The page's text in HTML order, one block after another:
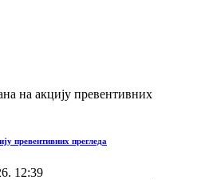
превентивних прегледа
12:39